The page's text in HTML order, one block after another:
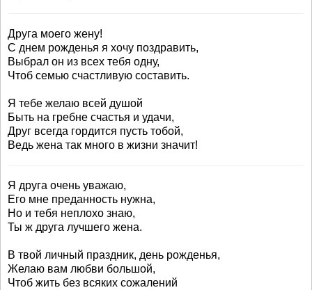
Друга моего жену!
С днем рожденья я хочу поздравить,
Выбрал он из всех тебя одну,
Чтоб семью счастливую составить.
Я тебе желаю всей душой
Быть на гребне счастья и удачи,
Друг всегда гордится пусть тобой,
Ведь жена так много в жизни значит!
Я друга очень уважаю,
Его мне преданность нужна,
Но и тебя неплохо знаю,
Ты ж друга лучшего жена.
В твой личный праздник, день рожденья,
Желаю вам любви большой,
Чтоб жить без всяких сожалений